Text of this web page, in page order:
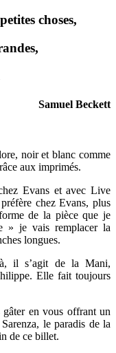
choses,
Samuel Beckett
noir et blanc comme
aux imprimés.
Evans et avec Live
chez Evans, plus
de la pièce que je
» je vais remplacer la
longues.
il s’agit de la Mani,
Elle fait toujours
en vous offrant un
le paradis de la
de ce billet.